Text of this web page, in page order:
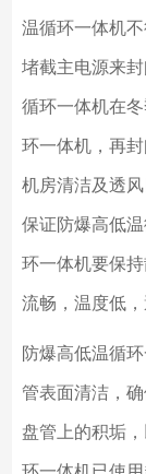
温循环一体机
堵截主电源来
循环一体机在
环一体机，再
机房清洁及透
保证防爆高低
环一体机要保
流畅，温度低
防爆高低温循
管表面清洁，
盘管上的积垢